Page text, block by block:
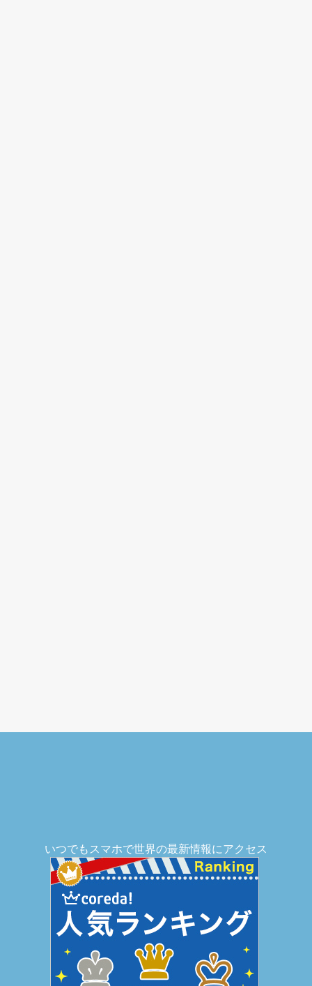
いつでもスマホで世界の最新情報にアクセス